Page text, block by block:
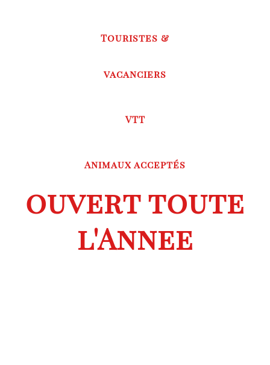
Touristes &
vacanciers
VTT
Animaux acceptés
ouvert toute
l'Annee